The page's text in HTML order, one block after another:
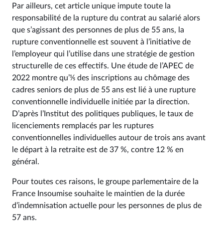
Par ailleurs, cet article unique impute toute la
responsabilité de la rupture du contrat au salarié alors
que s’agissant des personnes de plus de 55 ans, la
rupture conventionnelle est souvent à l’initiative de
l’employeur qui l’utilise dans une stratégie de gestion
structurelle de ces effectifs. Une étude de l’APEC de
2022 montre qu’⅕ des inscriptions au chômage des
cadres seniors de plus de 55 ans est lié à une rupture
conventionnelle individuelle initiée par la direction.
D’après l’Institut des politiques publiques, le taux de
licenciements remplacés par les ruptures
conventionnelles individuelles autour de trois ans avant
le départ à la retraite est de 37 %, contre 12 % en
général.
Pour toutes ces raisons, le groupe parlementaire de la
France Insoumise souhaite le maintien de la durée
d’indemnisation actuelle pour les personnes de plus de
57 ans.